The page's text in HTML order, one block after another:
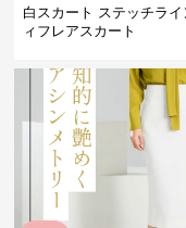
白スカート ステッチラ
ィフレアスカート